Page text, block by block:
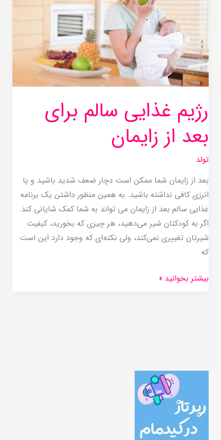
رژیم غذایی سالم برای
بعد از زایمان
تولد
بعد از زایمان شما ممکن است دچار ضعف شدید باشید و یا
انرزی کافی نداشته باشید. به همین منظور داشتن یک برنامه
غذایی سالم بعد از زایمان می تواند به شما کمک شایانی کند.
اگر به کودکتان شیر می‌دهید، هر چیزی که بخورید، کیفیت
شیرتان تغییری نمی‌کند، ولی نکته‌ای که وجود دارد این است
که
بعد
از
زایمان
بیشتر بخوانید »